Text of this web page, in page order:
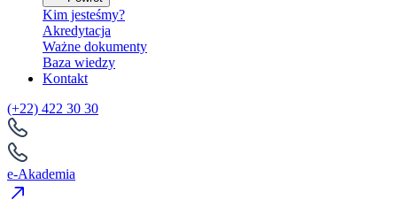
Kim jesteśmy?
Akredytacja
Ważne dokumenty
Baza wiedzy
Kontakt
(+22) 422 30 30
e-Akademia